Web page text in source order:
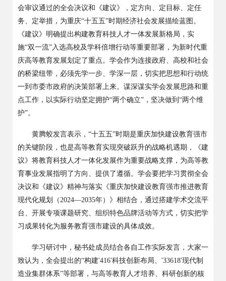
会审议通过的全会决议和《建议》，定方向、定目标、定任
务、定举措，为重庆“十五五”时期经济社会发展描绘蓝图。
《建议》明确提出构建教育科技人才一体发展新格局，实
施“双一流”入选高校及学科倍增行动等重要部署，为新时代重
庆高等教育发展划定了重点。学会作为连接政府、高校和社会
的桥梁纽带，必须先学一步、学深一层，切实把思想和行动统
一到市委市政府的决策部署上来。谋深谋实学会发展思路和重
点工作，以实际行动坚定拥护“两个确立”，坚决做到“两个维
护”。
黄腾蛟发言表示， “十五五”时期是重庆加快建设教育强市
的关键阶段，也是高等教育实现突破跃升的战略机遇期，《建
议》将教育科技人才一体化发展作为重要战略支撑，为高等教
育事业发展指明了方向、提供了遵循。学会要把学习贯彻全会
决议和《建议》精神与落实《重庆加快建设教育强市推进教育
现代化规划（2024—2035年）》相结合，通过搭建学术交流平
台、开展专项课题研究、组织特色品牌活动等方式，切实把学
习成果转化为服务教育强市建设的具体成效。
学习研讨中，秘书处成员结合各自工作实际发言，大家一
致认为，全会提出的“构建'416'科技创新布局、'33618'现代制
造业集群体系”等部署，与高等教育人才培养、科研创新的核